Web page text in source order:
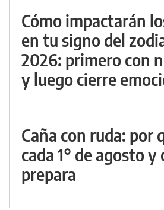
Cómo impactarán
en tu signo del
2026: primero con
y luego cierre
Caña con ruda: por
cada 1° de agosto y
prepara